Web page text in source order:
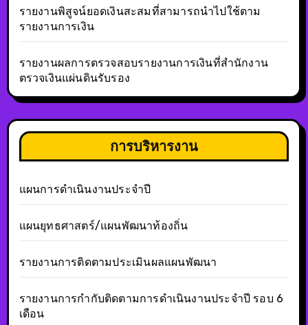
รายงานพิสูจน์ยอดเงินสะสมที่สามารถนำไปใช้ตาม
รายงานการเงิน
รายงานผลการตรวจสอบรายงานการเงินที่สำนักงาน
ตรวจเงินแผ่นดินรับรอง
การบริหารงาน
แผนการดำเนินงานประจำปี
แผนยุทธศาสตร์/แผนพัฒนาท้องถิ่น
รายงานการติดตามประเมินผลแผนพัฒนา
รายงานการกำกับติดตามการดำเนินงานประจำปี รอบ 6
เดือน